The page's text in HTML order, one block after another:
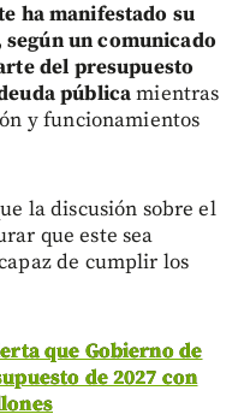
ha manifestado su
un comunicado
del presupuesto
públicamientras
y funcionamientos
la discusión sobre el
que este sea
de cumplir los
que Gobierno de
de 2027 con